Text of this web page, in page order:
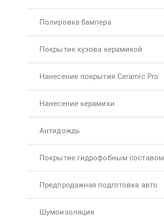
Полировка бампера
Покрытие кузова керамикой
Нанесение покрытия Ceramic Pro
Нанесение керамики
Антидождь
Покрытие гидрофобным составом
Предпродажная подготовка авто
Шумоизоляция